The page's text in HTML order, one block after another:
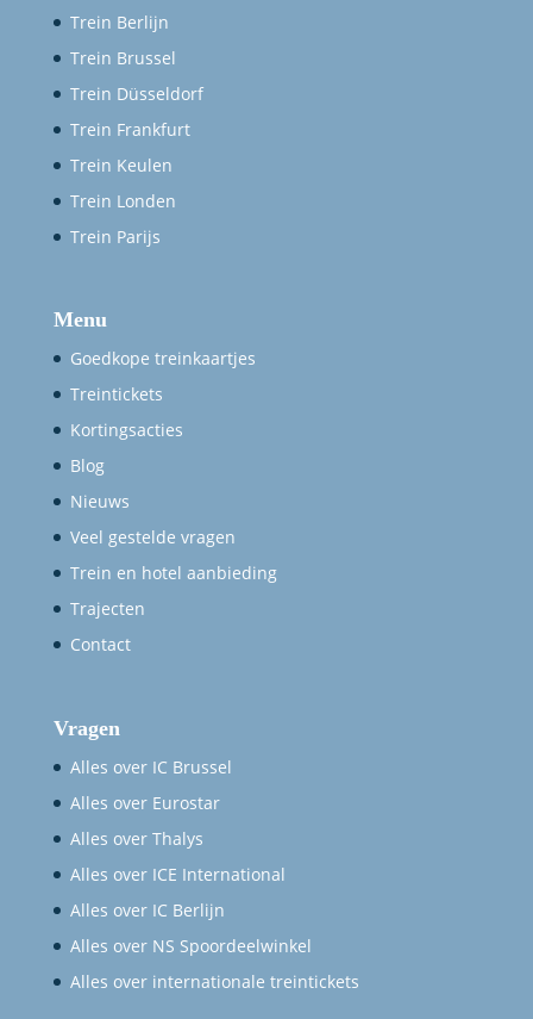
Trein Berlijn
Trein Brussel
Trein Düsseldorf
Trein Frankfurt
Trein Keulen
Trein Londen
Trein Parijs
Menu
Goedkope treinkaartjes
Treintickets
Kortingsacties
Blog
Nieuws
Veel gestelde vragen
Trein en hotel aanbieding
Trajecten
Contact
Vragen
Alles over IC Brussel
Alles over Eurostar
Alles over Thalys
Alles over ICE International
Alles over IC Berlijn
Alles over NS Spoordeelwinkel
Alles over internationale treintickets